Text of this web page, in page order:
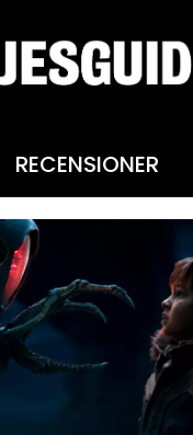
RECENSIONER